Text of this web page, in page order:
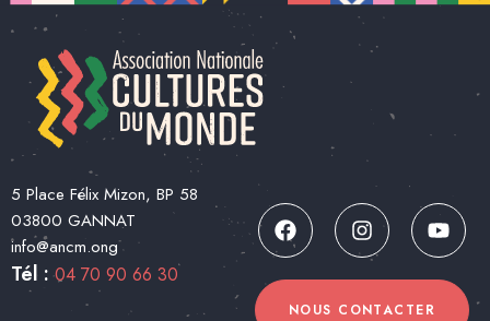
5 Place Félix Mizon, BP 58
03800 GANNAT
info@ancm.ong
Tél :04 70 90 66 30
NOUS CONTACTER